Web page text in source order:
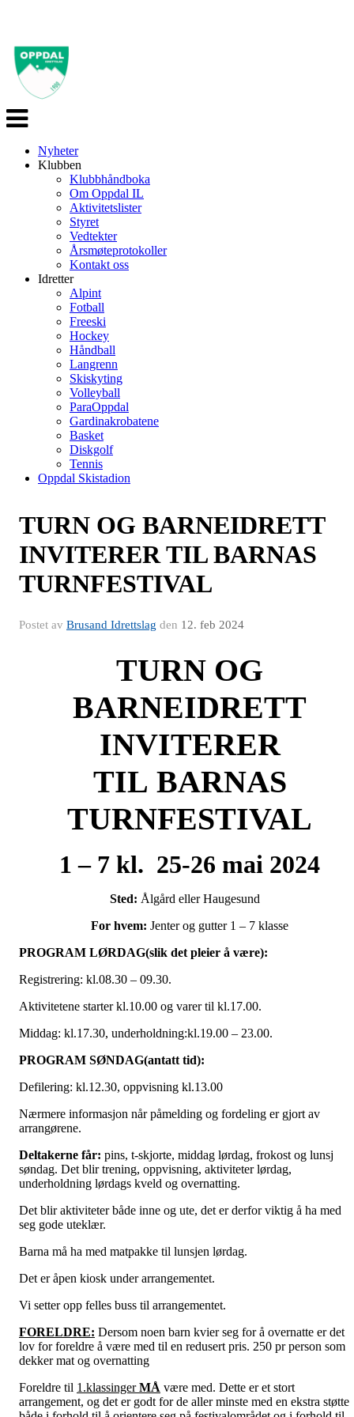
Veksle
navigasjon
Nyheter
Klubben
Klubbhåndboka
Om Oppdal IL
Aktivitetslister
Styret
Vedtekter
Årsmøteprotokoller
Kontakt oss
Idretter
Alpint
Fotball
Freeski
Hockey
Håndball
Langrenn
Skiskyting
Volleyball
ParaOppdal
Gardinakrobatene
Basket
Diskgolf
Tennis
Oppdal Skistadion
TURN OG BARNEIDRETT
INVITERER TIL BARNAS
TURNFESTIVAL
Postet av Brusand Idrettslag den 12. feb 2024
TURN OG
BARNEIDRETT
INVITERER
TIL BARNAS
TURNFESTIVAL
1 – 7 kl. 25-26 mai 2024
Sted: Ålgård eller Haugesund
For hvem: Jenter og gutter 1 – 7 klasse
PROGRAM LØRDAG(slik det pleier å være):
Registrering: kl.08.30 – 09.30.
Aktivitetene starter kl.10.00 og varer til kl.17.00.
Middag: kl.17.30, underholdning:kl.19.00 – 23.00.
PROGRAM SØNDAG(antatt tid):
Defilering: kl.12.30, oppvisning kl.13.00
Nærmere informasjon når påmelding og fordeling er gjort av
arrangørene.
Deltakerne får: pins, t-skjorte, middag lørdag, frokost og lunsj
søndag. Det blir trening, oppvisning, aktiviteter lørdag,
underholdning lørdags kveld og overnatting.
Det blir aktiviteter både inne og ute, det er derfor viktig å ha med
seg gode uteklær.
Barna må ha med matpakke til lunsjen lørdag.
Det er åpen kiosk under arrangementet.
Vi setter opp felles buss til arrangementet.
FORELDRE: Dersom noen barn kvier seg for å overnatte er det
lov for foreldre å være med til en redusert pris. 250 pr person som
dekker mat og overnatting
Foreldre til 1.klassingerMÅ være med. Dette er et stort
arrangement, og det er godt for de aller minste med en ekstra støtte